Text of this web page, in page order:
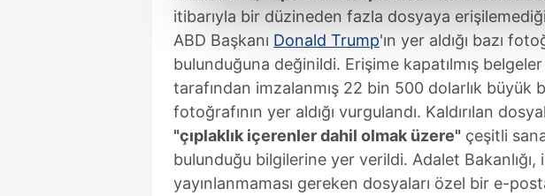
Sizlere daha iyi bir hizmet sunabilmek için İnternet
çerezler vasıtasıyla çeşitli kişisel verileriniz
amacıyla kullanılmaktadır. Diğer çerezler, sitemizin
reklam/pazarlama faaliyetlerinin yapılması,
Çerezlere ilişkin tercihlerinizi aşağıda yer alan panel
butonuna tıklayabilir,Çerez Bilgilendirme Metnimizi
6698 sayılı Kişisel Verilerin Korunması Kanunu
itibarıyla bir düzineden fazla dosyaya
ABD Başkanı Donald Trump'ın yer aldığı bazı
bulunduğuna değinildi. Erişime kapatılmış
tarafından imzalanmış 22 bin 500 dolarlık büyük
fotoğrafının yer aldığı vurgulandı. Kaldırılan
"çıplaklık içerenler dahil olmak üzere" çeşitli
bulunduğu bilgilerine yer verildi. Adalet
yayınlanmaması gereken dosyaları özel bir e-